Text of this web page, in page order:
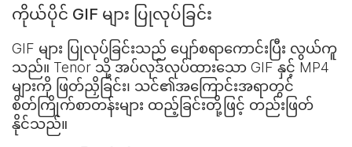
ကိုယ်ပိုင် GIF များ ပြုလုပ်ခြင်း
GIF များ ပြုလုပ်ခြင်းသည် ပျော်စရာကောင်းပြီး လွယ်ကူ
သည်။ Tenor သို့ အပ်လုဒ်လုပ်ထားသော GIF နှင့် MP4
များကို ဖြတ်ညှိခြင်း၊ သင်၏အကြောင်းအရာတွင်
စိတ်ကြိုက်စာတန်းများ ထည့်ခြင်းတို့ဖြင့် တည်းဖြတ်
နိုင်သည်။